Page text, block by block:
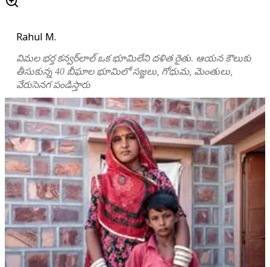
Rahul M.
విమల భర్త కన్వర్‌లాల్ ఒక భూమిలేని దళిత రైతు. ఆయన కౌలుకు
తీసుకున్న 40 బీఘాల భూమిలో సజ్జలు, గోధుమ, మెంతులు,
వేరుసెనగ పండిస్తారు